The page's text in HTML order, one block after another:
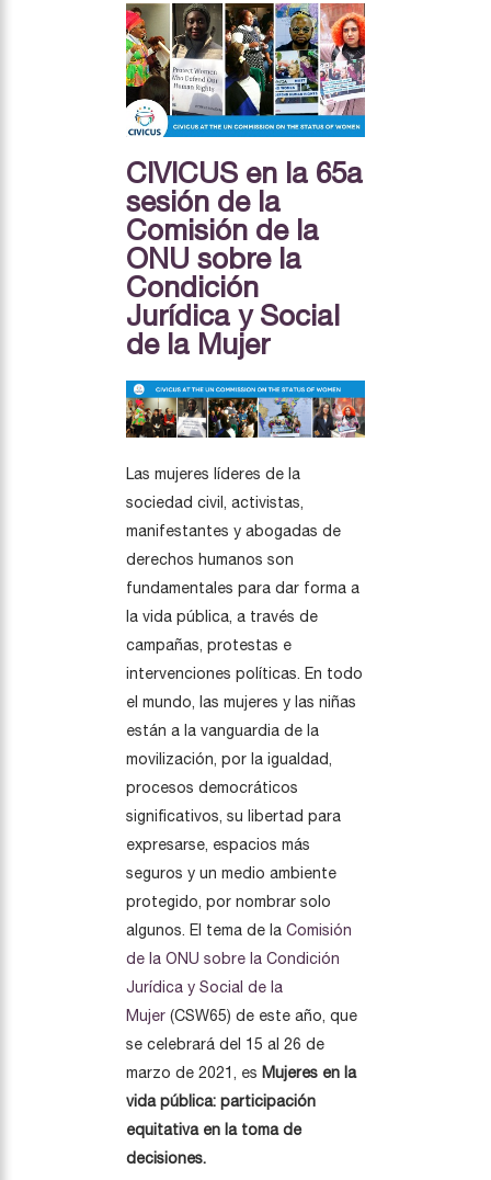
CIVICUS en la 65a
sesión de la
Comisión de la
ONU sobre la
Condición
Jurídica y Social
de la Mujer
Las mujeres líderes de la
sociedad civil, activistas,
manifestantes y abogadas de
derechos humanos son
fundamentales para dar forma a
la vida pública, a través de
campañas, protestas e
intervenciones políticas. En todo
el mundo, las mujeres y las niñas
están a la vanguardia de la
movilización, por la igualdad,
procesos democráticos
significativos, su libertad para
expresarse, espacios más
seguros y un medio ambiente
protegido, por nombrar solo
algunos. El tema de la Comisión
de la ONU sobre la Condición
Jurídica y Social de la
Mujer (CSW65) de este año, que
se celebrará del 15 al 26 de
marzo de 2021, es Mujeres en la
vida pública: participación
equitativa en la toma de
decisiones.